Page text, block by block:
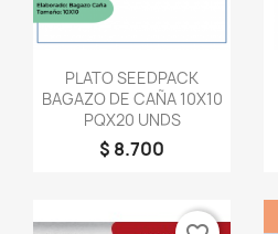
Vista rápida
PLATO SEEDPACK
BAGAZO DE CAÑA 10X10
PQX20 UNDS
$ 8.700